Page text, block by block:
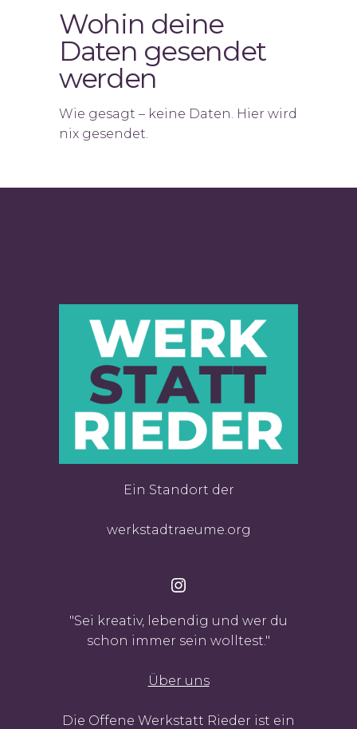
Wohin deine
Daten gesendet
werden
Wie gesagt – keine Daten. Hier wird
nix gesendet.
Ein Standort der
werkstadtraeume.org
Instagram
"Sei kreativ, lebendig und wer du
schon immer sein wolltest."
Über uns
Die Offene Werkstatt Rieder ist ein